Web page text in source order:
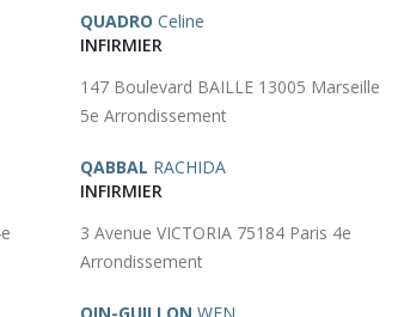
QUADRO Celine
INFIRMIER
147 Boulevard BAILLE 13005 Marseille
5e Arrondissement
QABBAL RACHIDA
INFIRMIER
3 Avenue VICTORIA 75184 Paris 4e
Arrondissement